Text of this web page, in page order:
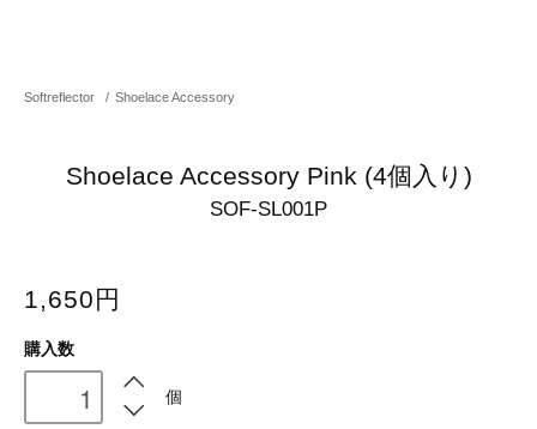
Softreflector / Shoelace Accessory
Shoelace Accessory Pink (4個入り)
SOF-SL001P
1,650円
購入数
個